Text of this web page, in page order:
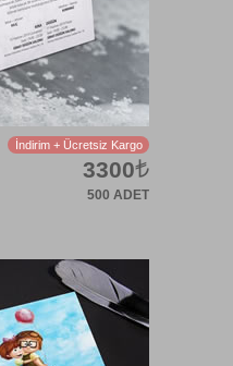
İndirim + Ücretsiz Kargo
3300
500 ADET